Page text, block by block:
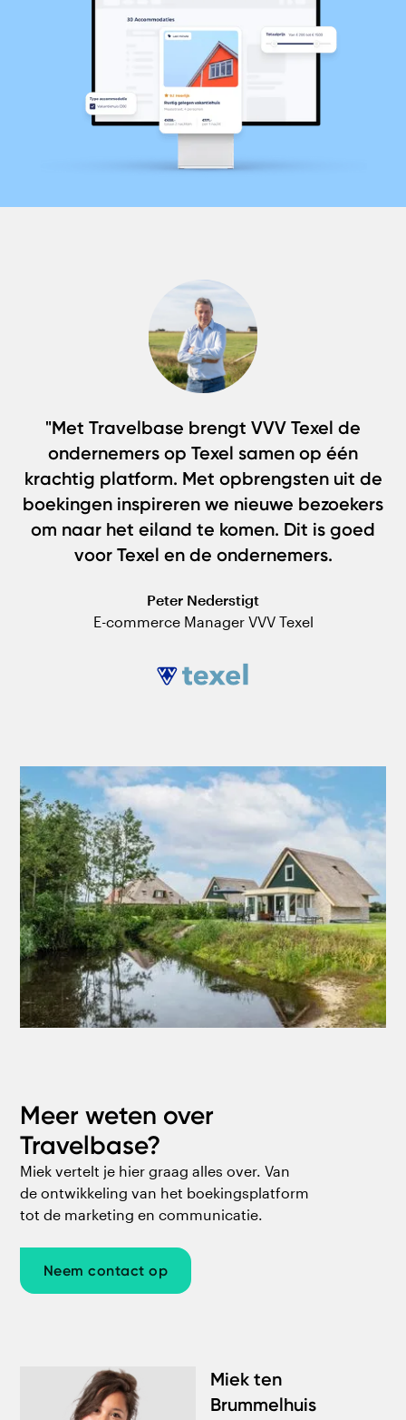
"Met Travelbase brengt VVV Texel de
ondernemers op Texel samen op één
krachtig platform. Met opbrengsten uit de
boekingen inspireren we nieuwe bezoekers
om naar het eiland te komen. Dit is goed
voor Texel en de ondernemers.
Peter Nederstigt
E-commerce Manager VVV Texel
Meer weten over
Travelbase?
Miek vertelt je hier graag alles over. Van
de ontwikkeling van het boekingsplatform
tot de marketing en communicatie.
Neem contact op
Miek ten
Brummelhuis